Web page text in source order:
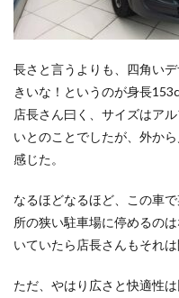
な室
内環
境
2.2
オー
プニ
ング
ガラ
スハ
2.3
抜群
の収
3
長さと言うよりも、四角い
きいな！というのが身長
店長さん曰く、サイズはア
いとのことでしたが、外か
感じた。
なるほどなるほど、この車
所の狭い駐車場に停めるの
いていたら店長さんもそれは
ただ、やはり広さと快適性